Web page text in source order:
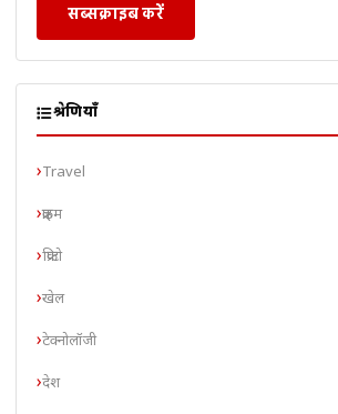
सब्सक्राइब करें
श्रेणियाँ
Travel
क्राइम
क्रिप्टो
खेल
टेक्नोलॉजी
देश